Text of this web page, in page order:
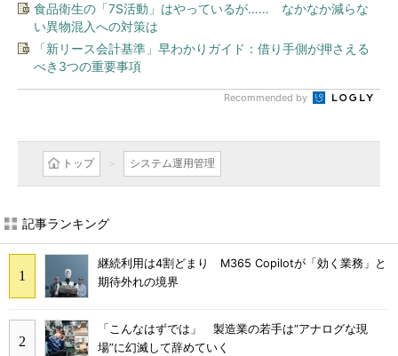
食品衛生の「7S活動」はやっているが…… なかなか減らな
い異物混入への対策は
「新リース会計基準」早わかりガイド：借り手側が押さえる
べき3つの重要事項
Recommended by
トップ システム運用管理
記事ランキング
継続利用は4割どまり M365 Copilotが「効く業務」と
期待外れの境界
「こんなはずでは」 製造業の若手は“アナログな現
場”に幻滅して辞めていく